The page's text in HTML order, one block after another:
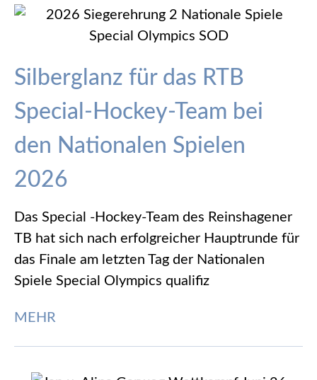
Silberglanz für das RTB
Special-Hockey-Team bei
den Nationalen Spielen
2026
Das Special -Hockey-Team des Reinshagener
TB hat sich nach erfolgreicher Hauptrunde für
das Finale am letzten Tag der Nationalen
Spiele Special Olympics qualifiz
MEHR